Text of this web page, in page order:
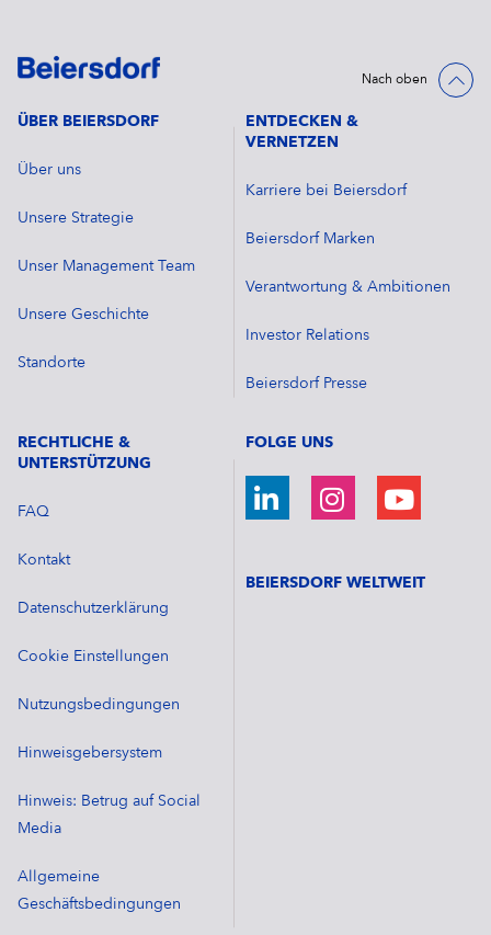
Nach oben
ÜBER BEIERSDORF
Über uns
Unsere Strategie
Unser Management Team
Unsere Geschichte
Standorte
ENTDECKEN &
VERNETZEN
Karriere bei Beiersdorf
Beiersdorf Marken
Verantwortung & Ambitionen
Investor Relations
Beiersdorf Presse
RECHTLICHE &
UNTERSTÜTZUNG
FAQ
Kontakt
Datenschutzerklärung
Cookie Einstellungen
Nutzungsbedingungen
Hinweisgebersystem
Hinweis: Betrug auf Social
Media
Allgemeine
Geschäftsbedingungen
FOLGE UNS
BEIERSDORF WELTWEIT